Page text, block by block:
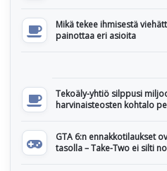
Mikä tekee ihmisestä
painottaa eri asioita
Tekoäly-yhtiö silppusi
harvinaisteosten kohtalo
GTA 6:n ennakkotilaukset
tasolla – Take-Two ei silti